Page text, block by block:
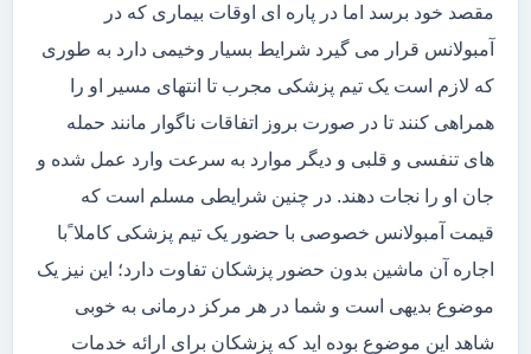
مقصد خود برسد اما در پاره ای اوقات بیماری که در
آمبولانس قرار می گیرد شرایط بسیار وخیمی دارد به طوری
که لازم است یک تیم پزشکی مجرب تا انتهای مسیر او را
همراهی کنند تا در صورت بروز اتفاقات ناگوار مانند حمله
های تنفسی و قلبی و دیگر موارد به سرعت وارد عمل شده و
جان او را نجات دهند. در چنین شرایطی مسلم است که
قیمت آمبولانس خصوصی با حضور یک تیم پزشکی کاملا ًبا
اجاره آن ماشین بدون حضور پزشکان تفاوت دارد؛ این نیز یک
موضوع بدیهی است و شما در هر مرکز درمانی به خوبی
شاهد این موضوع بوده اید که پزشکان برای ارائه خدمات